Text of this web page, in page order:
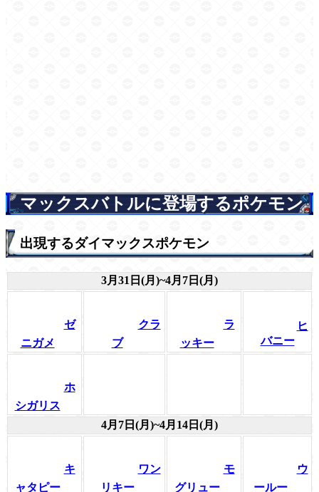
マックスバトルに登場するポケモン
出現するダイマックスポケモン
3月31日(月)~4月7日(月)
ゼ
ニガメ
クラ
ブ
ラ
ッキー
ヒ
バニー
ホ
シガリス
4月7日(月)~4月14日(月)
キ
ャタピー
ワン
リキー
モ
グリュー
ウ
ールー